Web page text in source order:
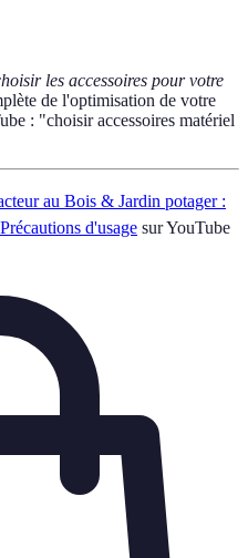
les accessoires pour votre
de l'optimisation de votre
: "choisir accessoires matériel
au Bois & Jardin potager :
d'usage sur YouTube